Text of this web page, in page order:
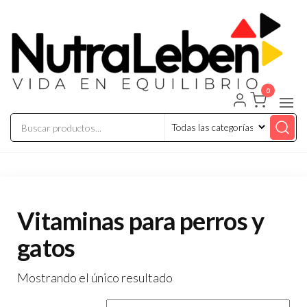
contenido
0
Vitaminas para perros y
gatos
Mostrando el único resultado